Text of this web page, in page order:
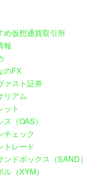
め仮想通貨取引所
報
のFX
ァスト証券
リアム
ット
（OAS）
チェック
トレード
ンドボックス（SAND）
ル（XYM）